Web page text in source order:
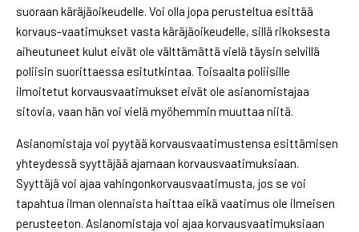
suoraan käräjäoikeudelle. Voi olla jopa perusteltua esittää
korvaus-vaatimukset vasta käräjäoikeudelle, sillä rikoksesta
aiheutuneet kulut eivät ole välttämättä vielä täysin selvillä
poliisin suorittaessa esitutkintaa. Toisaalta poliisille
ilmoitetut korvausvaatimukset eivät ole asianomistajaa
sitovia, vaan hän voi vielä myöhemmin muuttaa niitä.
Asianomistaja voi pyytää korvausvaatimustensa esittämisen
yhteydessä syyttäjää ajamaan korvausvaatimuksiaan.
Syyttäjä voi ajaa vahingonkorvausvaatimusta, jos se voi
tapahtua ilman olennaista haittaa eikä vaatimus ole ilmeisen
perusteeton. Asianomistaja voi ajaa korvausvaatimuksiaan